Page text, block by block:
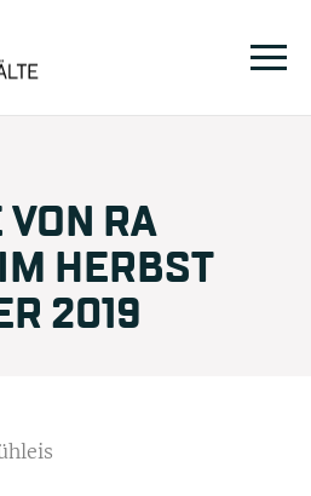
RA
HERBST
2019